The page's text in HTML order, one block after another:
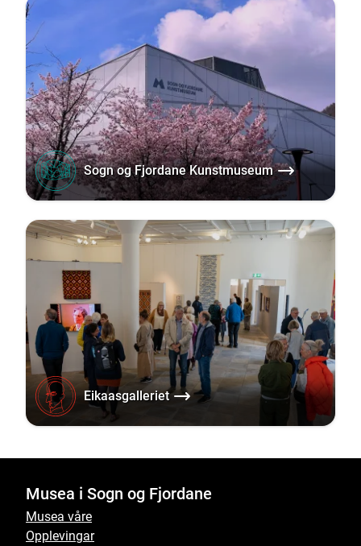
Sogn og Fjordane Kunstmuseum
Eikaasgalleriet
Musea i Sogn og Fjordane
Musea våre
Opplevingar